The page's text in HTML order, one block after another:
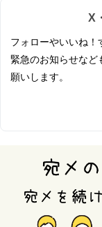
X
フォローやいいね！
緊急のお知らせなど
願いします。